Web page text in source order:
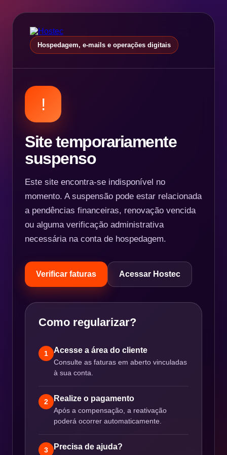
Hospedagem, e-mails e operações digitais
!
Site temporariamente
suspenso
Este site encontra-se indisponível no
momento. A suspensão pode estar relacionada
a pendências financeiras, renovação vencida
ou alguma verificação administrativa
necessária na conta de hospedagem.
Verificar faturas Acessar Hostec
Como regularizar?
1 Acesse a área do cliente
Consulte as faturas em aberto vinculadas
à sua conta.
2 Realize o pagamento
Após a compensação, a reativação
poderá ocorrer automaticamente.
3 Precisa de ajuda?